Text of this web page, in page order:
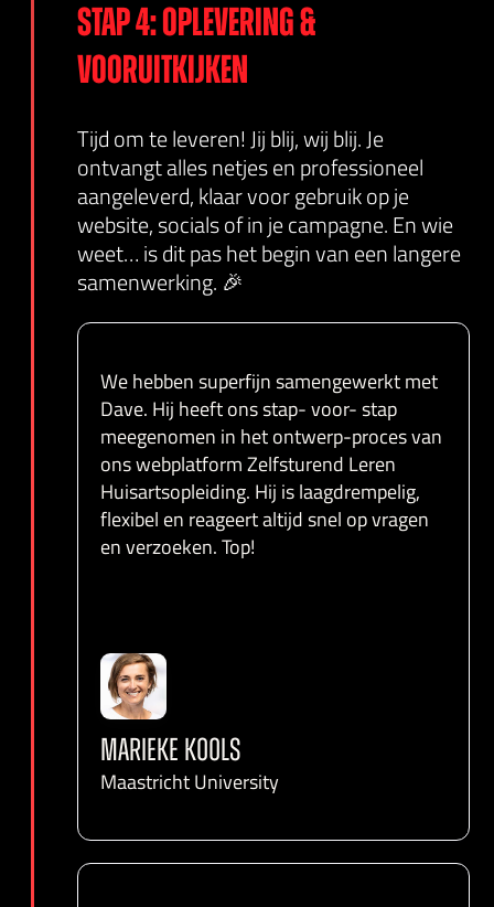
Stap 4: oplevering &
vooruitkijken
Tijd om te leveren! Jij blij, wij blij. Je
ontvangt alles netjes en professioneel
aangeleverd, klaar voor gebruik op je
website, socials of in je campagne. En wie
weet… is dit pas het begin van een langere
samenwerking. 🎉
We hebben superfijn samengewerkt met
Dave. Hij heeft ons stap- voor- stap
meegenomen in het ontwerp-proces van
ons webplatform Zelfsturend Leren
Huisartsopleiding. Hij is laagdrempelig,
flexibel en reageert altijd snel op vragen
en verzoeken. Top!
MARIEKE KOOLS
Maastricht University